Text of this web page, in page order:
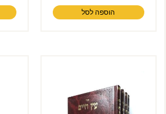
הוספה לסל